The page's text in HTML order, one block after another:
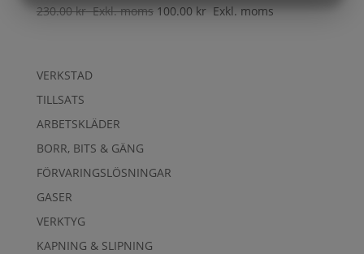
230.00krExkl. moms 100.00 krExkl. moms
VERKSTAD
TILLSATS
ARBETSKLÄDER
BORR, BITS & GÄNG
FÖRVARINGSLÖSNINGAR
GASER
VERKTYG
KAPNING & SLIPNING
MARKETING STATISTIK